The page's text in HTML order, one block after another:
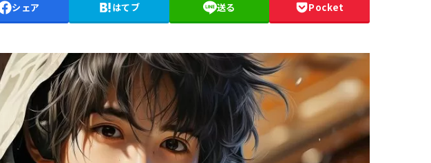
シェア はてブ 送る Pocket